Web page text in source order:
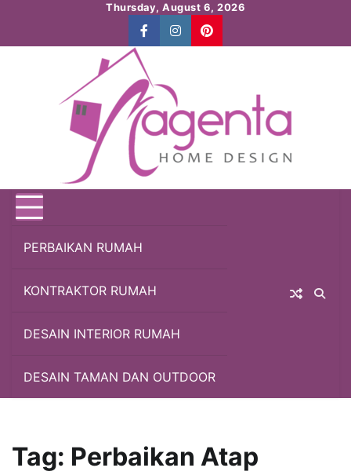
content
Thursday, August 6, 2026
Facebook
InstagramPinterest
PERBAIKAN RUMAH
KONTRAKTOR RUMAH
DESAIN INTERIOR RUMAH
DESAIN TAMAN DAN OUTDOOR
Tag: Perbaikan Atap